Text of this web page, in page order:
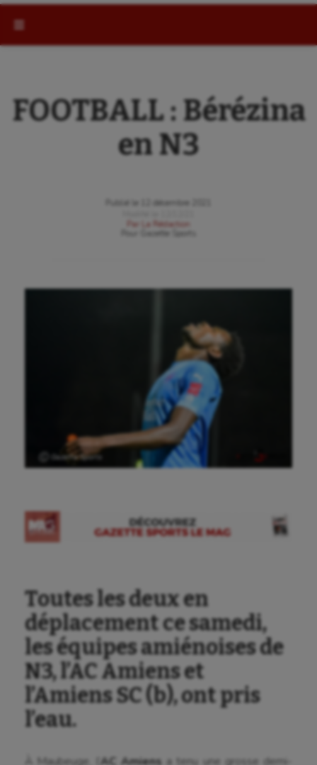
FOOTBALL : Bérézina
en N3
Publié le
12 décembre 2021
Par
La Rédaction
Gazette Sports
Ⓒ Gazette Sports
Toutes les deux en
déplacement ce samedi,
les équipes amiénoises de
N3, l’AC Amiens et
l’Amiens SC (b), ont pris
l’eau.
À Maubeuge, l’ AC Amiens a tenu une grosse demi-